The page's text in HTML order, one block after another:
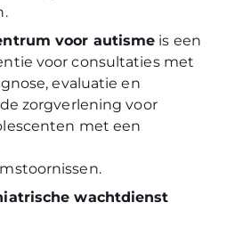
voor autisme is een
voor consultaties met
evaluatie en
zorgverlening voor
met een
wachtdienst